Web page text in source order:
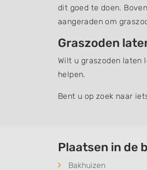
dit goed te doen.
aangeraden om
Graszoden
Wilt u graszoden laten
helpen.
Bent u op zoek naar
Plaatsen in de
Bakhuizen